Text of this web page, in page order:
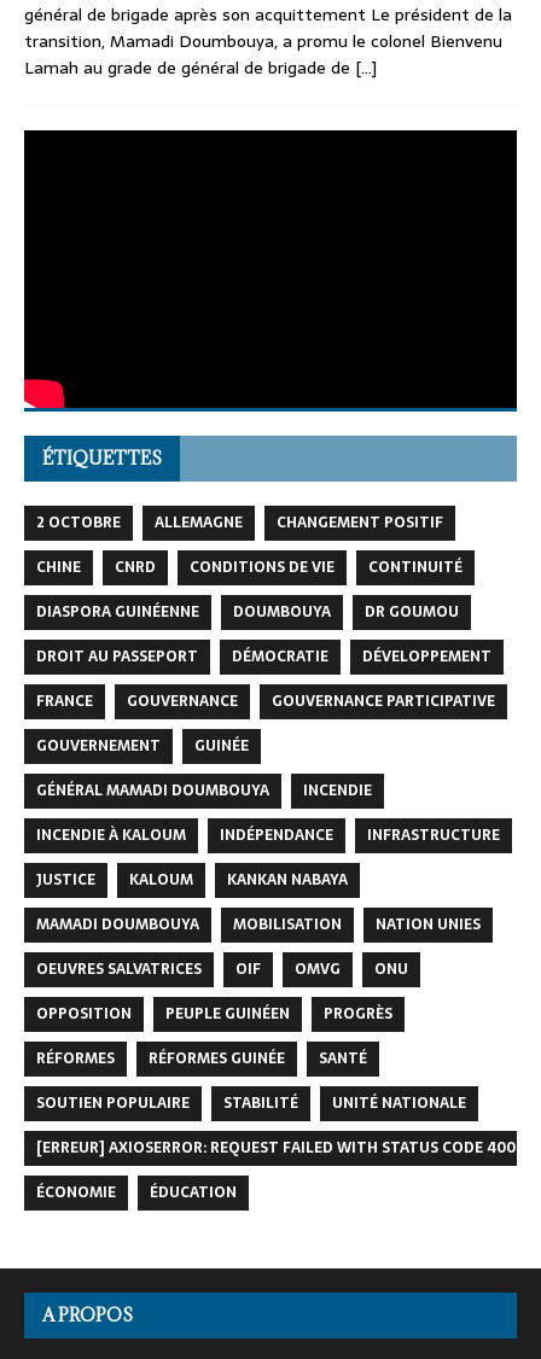
général de brigade après son acquittement Le président de la
transition, Mamadi Doumbouya, a promu le colonel Bienvenu
Lamah au grade de général de brigade de [...]
ÉTIQUETTES
2 OCTOBRE ALLEMAGNE
CHANGEMENT POSITIF
CHINE
CNRD CONDITIONS DE VIE
CONTINUITÉ
DIASPORA GUINÉENNE
DOUMBOUYA
DR GOUMOU
DROIT AU PASSEPORT
DÉMOCRATIE
DÉVELOPPEMENT
FRANCE
GOUVERNANCE
GOUVERNANCE PARTICIPATIVE
GOUVERNEMENT
GUINÉE
GÉNÉRAL MAMADI DOUMBOUYA
INCENDIE
INCENDIE À KALOUM
INDÉPENDANCE
INFRASTRUCTURE
JUSTICE
KALOUM
KANKAN NABAYA
MAMADI DOUMBOUYA
MOBILISATION
NATION UNIES
OEUVRES SALVATRICES
OIF OMVG
ONU
OPPOSITION
PEUPLE GUINÉEN
PROGRÈS
RÉFORMES
RÉFORMES GUINÉE
SANTÉ
SOUTIEN POPULAIRE
STABILITÉ
UNITÉ NATIONALE
[ERREUR] AXIOSERROR: REQUEST FAILED WITH STATUS CODE 400
ÉCONOMIE
ÉDUCATION
A PROPOS